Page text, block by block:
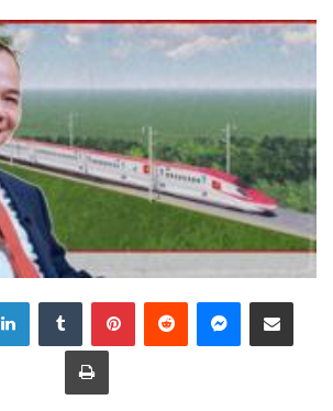
LinkedInTumblr PinterestReddit Messenger
Share via Email
Print